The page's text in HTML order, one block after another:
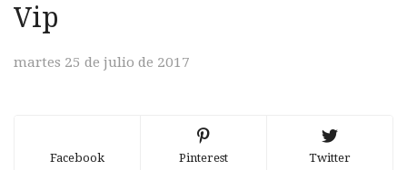
Vip
martes 25 de julio de 2017
Facebook Pinterest Twitter